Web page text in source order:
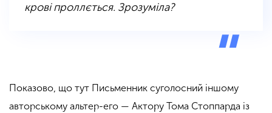
крові проллється. Зрозуміла?
Показово, що тут Письменник суголосний іншому
авторському альтер-его — Актору Тома Стоппарда із